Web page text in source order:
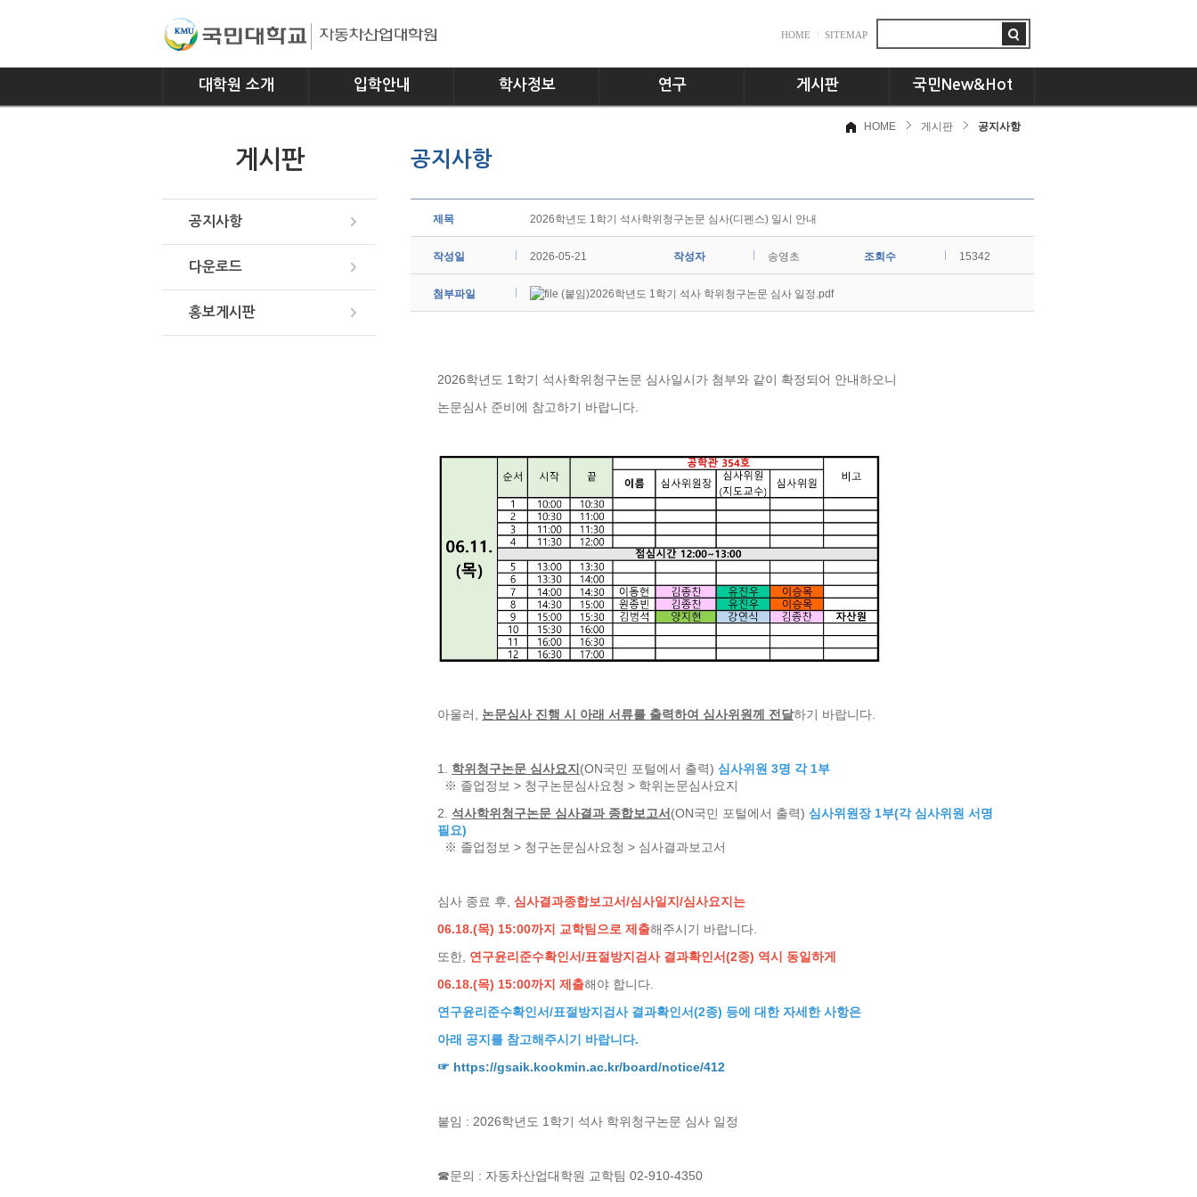
HOME SITEMAP
대학원 소개 입학안내 학사정보
교과과정
연구 게시판 국민New&Hot
뉴스플러스
교수님의 서재
게시판
공지사항
다운로드
홍보게시판
공지사항
HOME 게시판 공지사항
제목 2026학년도 1학기 석사학위청구논문 심사(디펜스) 일시 안내
작성일 2026-05-21 작성자 송영초 조회수 15342
첨부파일 (붙임)2026학년도 1학기 석사 학위청구논문 심사 일정.pdf
2026학년도 1학기 석사학위청구논문 심사일시가 첨부와 같이 확정되어 안내하오니
논문심사 준비에 참고하기 바랍니다.
아울러, 논문심사 진행 시 아래 서류를 출력하여 심사위원께 전달하기 바랍니다.
1. 학위청구논문 심사요지 (ON국민 포털에서 출력) 심사위원 3명 각 1부
※ 졸업정보 > 청구논문심사요청 > 학위논문심사요지
2. 석사학위청구논문 심사결과 종합보고서 (ON국민 포털에서 출력) 심사위원장 1부(각 심사위원 서명
필요)
※ 졸업정보 > 청구논문심사요청 > 심사결과보고서
심사 종료 후, 심사결과종합보고서/심사일지/심사요지는
06.18.(목) 15:00까지 교학팀으로 제출해주시기 바랍니다.
또한, 연구윤리준수확인서/표절방지검사 결과확인서(2종) 역시 동일하게
06.18.(목) 15:00까지 제출해야 합니다.
연구윤리준수확인서/표절방지검사 결과확인서(2종) 등에 대한 자세한 사항은
아래 공지를 참고해주시기 바랍니다.
☞ https://gsaik.kookmin.ac.kr/board/notice/412
붙임 : 2026학년도 1학기 석사 학위청구논문 심사 일정
☎문의 : 자동차산업대학원 교학팀 02-910-4350